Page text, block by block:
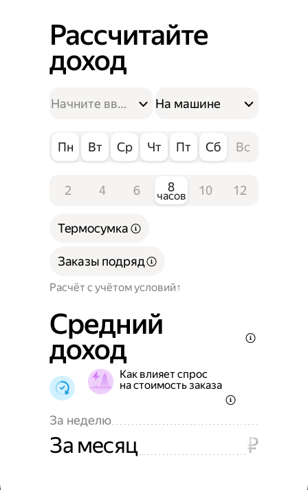
Рассчитайте
доход
На машине
Пн Вт Ср Чт Пт Сб Вс
2 4 6 8
часов 10 12
Расчёт с учётом условий
Термосумка
Заказы подряд
Средний
доход
Как влияет спрос
на стоимость заказа
За неделю
За месяц ₽